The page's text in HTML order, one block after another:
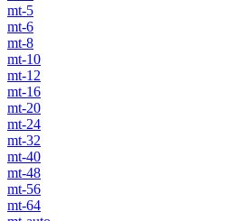
mt-5
mt-6
mt-8
mt-10
mt-12
mt-16
mt-20
mt-24
mt-32
mt-40
mt-48
mt-56
mt-64